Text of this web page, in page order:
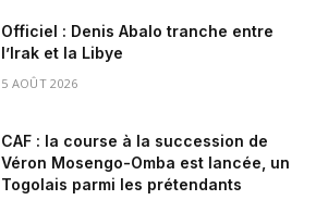
Officiel : Denis Abalo tranche entre
l’Irak et la Libye
5 AOÛT 2026
CAF : la course à la succession de
Véron Mosengo-Omba est lancée, un
Togolais parmi les prétendants